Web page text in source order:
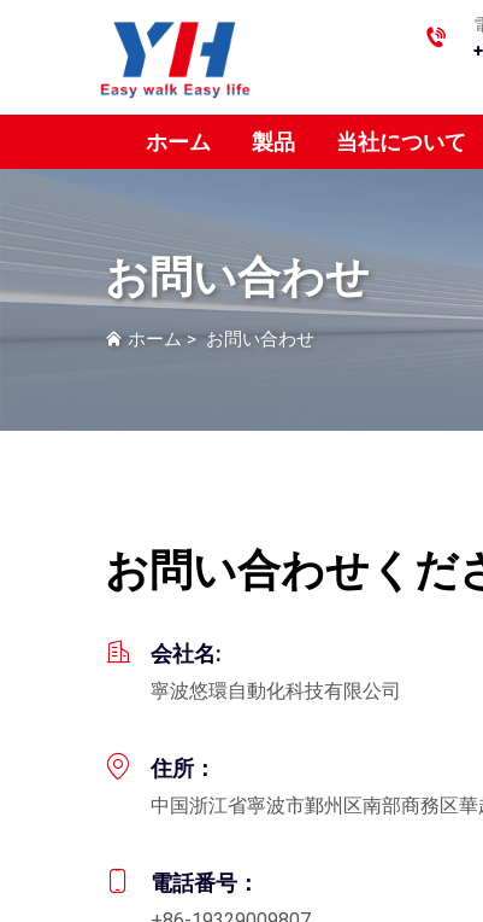
ホーム 製品 当社について
お問い合わせ
ホーム >お問い合わせ
お問い合わせくだ
会社名:
寧波悠環自動化科技有限公司
住所：
中国浙江省寧波市鄞州区南部商務区
電話番号：